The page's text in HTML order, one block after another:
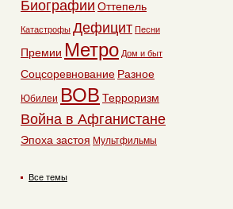
Биографии Оттепель
Катастрофы Дефицит Песни
Премии Метро Дом и быт
Соцсоревнование Разное
Юбилеи ВОВ Терроризм
Война в Афганистане
Эпоха застоя Мультфильмы
Все темы